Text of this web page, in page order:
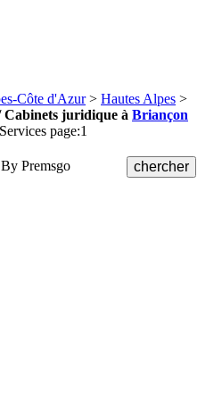
Côte d'Azur> Hautes Alpes >
Cabinets juridique à Briançon
page:1
By Premsgo